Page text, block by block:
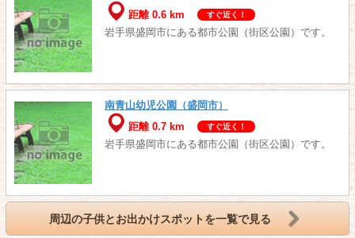
距離 0.6 km
すぐ近く！
岩手県盛岡市にある都市公園（街区公園）です。
南青山幼児公園（盛岡市）
距離 0.7 km
すぐ近く！
岩手県盛岡市にある都市公園（街区公園）です。
周辺の子供とお出かけスポットを一覧で見る